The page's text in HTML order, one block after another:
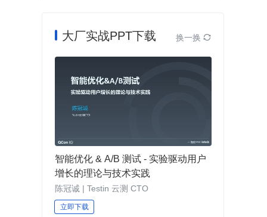
大厂实战PPT下载 换一换 
智能优化 & A/B 测试 - 实验驱动用户
增长的理论与技术实践
陈冠诚 | Testin 云测 CTO
立即下载